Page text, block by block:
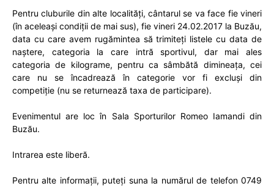
Pentru cluburile din alte localități, cântarul se va face fie vineri
(în aceleași condiții de mai sus), fie vineri 24.02.2017 la Buzău,
data cu care avem rugămintea să trimiteți listele cu data de
naștere, categoria la care intră sportivul, dar mai ales
categoria de kilograme, pentru ca sâmbătă dimineața, cei
care nu se încadrează în categorie vor fi excluși din
competiție (nu se returnează taxa de participare).
Evenimentul are loc în Sala Sporturilor Romeo Iamandi din
Buzău.
Intrarea este liberă.
Pentru alte informații, puteți suna la numărul de telefon 0749